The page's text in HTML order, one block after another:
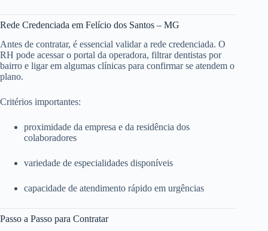
Rede Credenciada em Felício dos Santos – MG
Antes de contratar, é essencial validar a rede credenciada. O
RH pode acessar o portal da operadora, filtrar dentistas por
bairro e ligar em algumas clínicas para confirmar se atendem o
plano.
Critérios importantes:
proximidade da empresa e da residência dos
colaboradores
variedade de especialidades disponíveis
capacidade de atendimento rápido em urgências
Passo a Passo para Contratar